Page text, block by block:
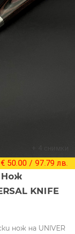
50.00 / 97.79 лв.
Нож
KNIFE
нож на UNIVER